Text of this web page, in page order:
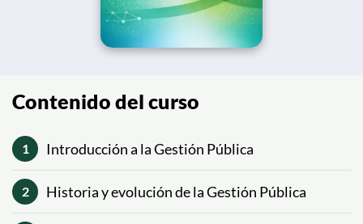
Contenido del curso
1 Introducción a la Gestión Pública
2 Historia y evolución de la Gestión Pública